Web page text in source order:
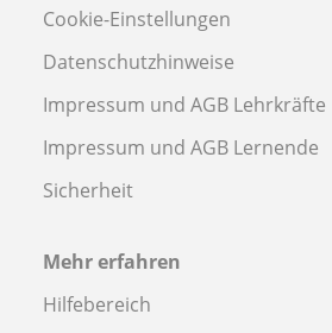
Cookie-Einstellungen
Datenschutzhinweise
Impressum und AGB Lehrkräfte
Impressum und AGB Lernende
Sicherheit
Mehr erfahren
Hilfebereich